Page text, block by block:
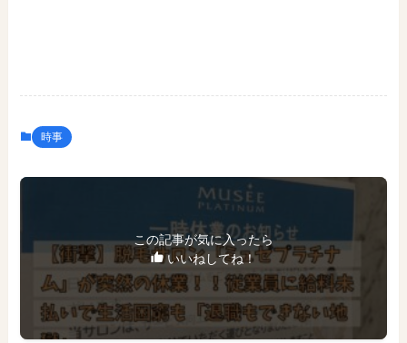
時事
この記事が気に入ったら
いいねしてね！